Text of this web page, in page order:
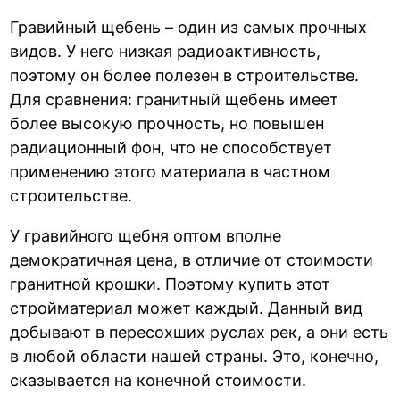
Гравийный щебень – один из самых прочных
видов. У него низкая радиоактивность,
поэтому он более полезен в строительстве.
Для сравнения: гранитный щебень имеет
более высокую прочность, но повышен
радиационный фон, что не способствует
применению этого материала в частном
строительстве.
У гравийного щебня оптом вполне
демократичная цена, в отличие от стоимости
гранитной крошки. Поэтому купить этот
стройматериал может каждый. Данный вид
добывают в пересохших руслах рек, а они есть
в любой области нашей страны. Это, конечно,
сказывается на конечной стоимости.